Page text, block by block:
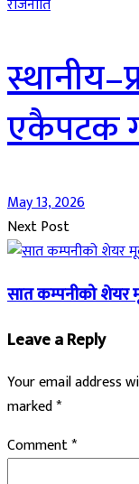
राजनीति
एकैपटक
May 13, 2026
Next Post
सात कम्पनीको शेयर
Leave a Reply
Your email address
marked*
Comment*